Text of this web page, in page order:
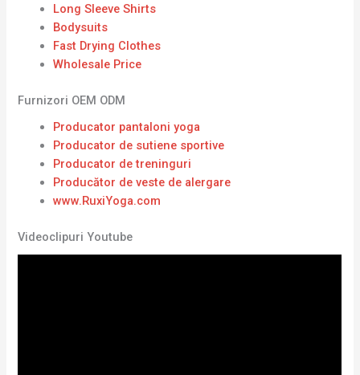
Long Sleeve Shirts
Bodysuits
Fast Drying Clothes
Wholesale Price
Furnizori OEM ODM
Producator pantaloni yoga
Producator de sutiene sportive
Producator de treninguri
Producător de veste de alergare
www.RuxiYoga.com
Videoclipuri Youtube